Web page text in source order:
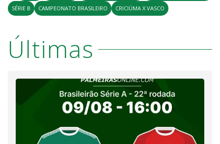
V
i
d
e
u
d
o
SÉRIE B
CAMPEONATO BRASILEIRO CRICIÚMA X VASCO
Últimas